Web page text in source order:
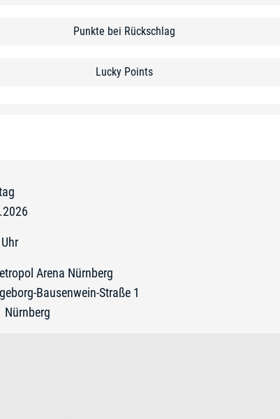
Punkte bei Rückschlag
Lucky Points
Uhr
Arena Nürnberg
Bausenwein-Straße 1
Nürnberg